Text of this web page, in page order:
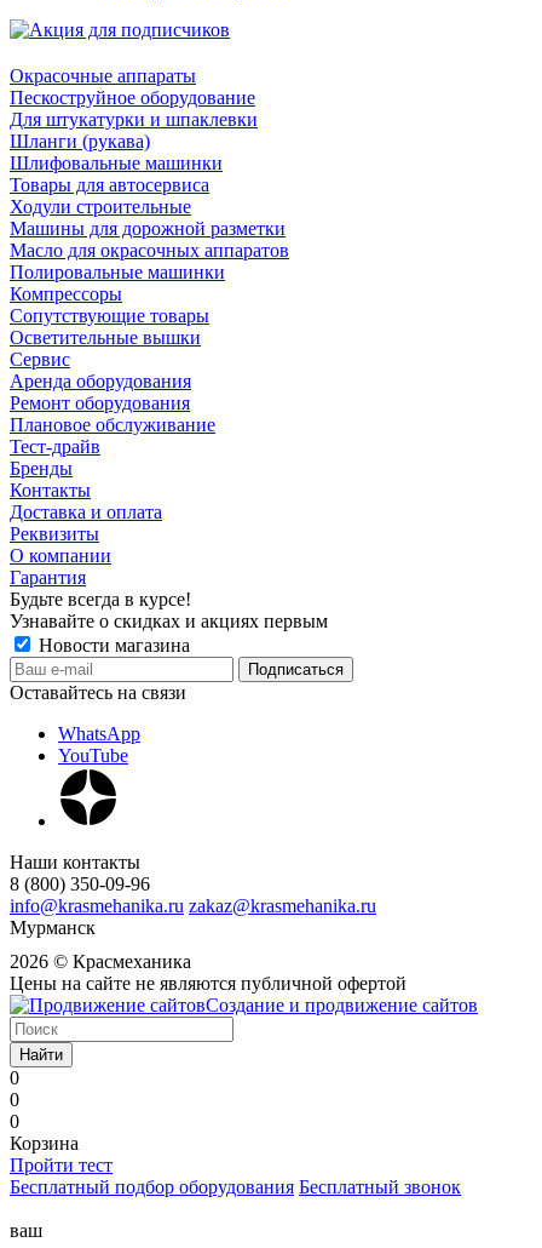
Окрасочные аппараты
Пескоструйное оборудование
Для штукатурки и шпаклевки
Шланги (рукава)
Шлифовальные машинки
Товары для автосервиса
Ходули строительные
Машины для дорожной разметки
Масло для окрасочных аппаратов
Полировальные машинки
Компрессоры
Сопутствующие товары
Осветительные вышки
Сервис
Аренда оборудования
Ремонт оборудования
Плановое обслуживание
Тест-драйв
Бренды
Контакты
Доставка и оплата
Реквизиты
О компании
Гарантия
Будьте всегда в курсе!
Узнавайте о скидках и акциях первым
Новости магазина
Оставайтесь на связи
WhatsApp
YouTube
Наши контакты
8 (800) 350-09-96
info@krasmehanika.ru zakaz@krasmehanika.ru
Мурманск
2026 © Красмеханика
Цены на сайте не являются публичной офертой
Создание и продвижение сайтов
Найти
0
0
0
Корзина
Пройти тест
Бесплатный подбор оборудования Бесплатный звонок
ваш